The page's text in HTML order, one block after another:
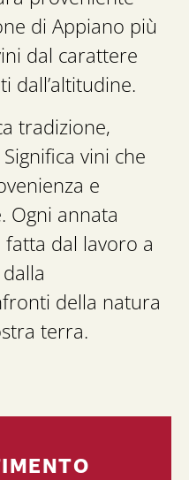
di Appiano più
dal carattere
dall’altitudine.
tradizione,
vini che
e
Ogni annata
dal lavoro a
della natura
terra.